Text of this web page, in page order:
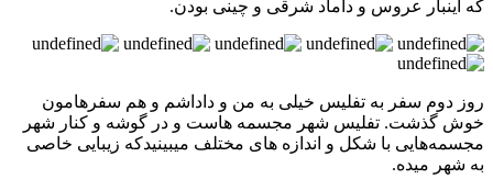
که اینبار عروس و داماد شرقی و چینی بودن.
روز دوم سفر به تفلیس خیلی به من و داداشم و هم سفرهامون
خوش گذشت. تفلیس شهر مجسمه هاست و در گوشه و کنار شهر
مجسمه‌هایی با شکل و اندازه های مختلف میبینیدکه زیبایی خاصی
به شهر میده.